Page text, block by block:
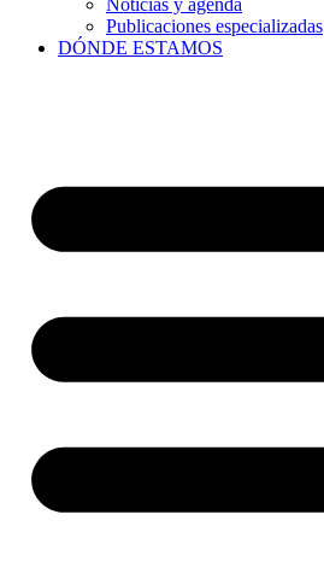
Noticias y agenda
Publicaciones especializadas
DÓNDE ESTAMOS